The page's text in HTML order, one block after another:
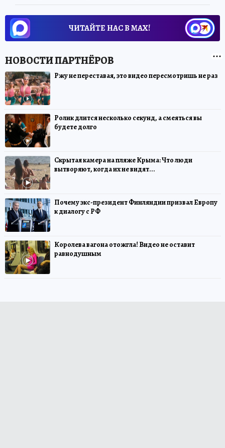
ЧИТАЙТЕ НАС В МАХ!
Ржу не переставая, это видео пересмотришь не раз
Ролик длится несколько секунд, а смеяться вы
будете долго
Скрытая камера на пляже Крыма: Что люди
вытворяют, когда их не видят...
Почему экс-президент Финляндии призвал Европу
к диалогу с РФ
Королева вагона отожгла! Видео не оставит
равнодушным